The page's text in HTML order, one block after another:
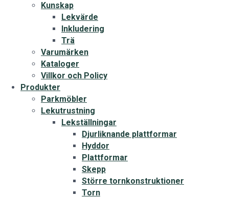
Kunskap
Lekvärde
Inkludering
Trä
Varumärken
Kataloger
Villkor och Policy
Produkter
Parkmöbler
Lekutrustning
Lekställningar
Djurliknande plattformar
Hyddor
Plattformar
Skepp
Större tornkonstruktioner
Torn